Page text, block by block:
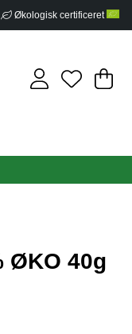
Økologisk certificeret
.
ØKO 40g